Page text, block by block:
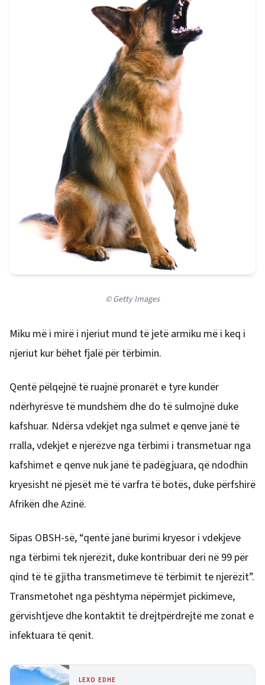
© Getty Images
Miku më i mirë i njeriut mund të jetë armiku më i keq i
njeriut kur bëhet fjalë për tërbimin.
Qentë pëlqejnë të ruajnë pronarët e tyre kundër
ndërhyrësve të mundshëm dhe do të sulmojnë duke
kafshuar. Ndërsa vdekjet nga sulmet e qenve janë të
rralla, vdekjet e njerëzve nga tërbimi i transmetuar nga
kafshimet e qenve nuk janë të padëgjuara, që ndodhin
kryesisht në pjesët më të varfra të botës, duke përfshirë
Afrikën dhe Azinë.
Sipas OBSH-së, “qentë janë burimi kryesor i vdekjeve
nga tërbimi tek njerëzit, duke kontribuar deri në 99 për
qind të të gjitha transmetimeve të tërbimit te njerëzit”.
Transmetohet nga pështyma nëpërmjet pickimeve,
gërvishtjeve dhe kontaktit të drejtpërdrejtë me zonat e
infektuara të qenit.
LEXO EDHE